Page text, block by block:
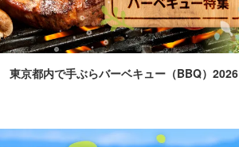
東京都内で手ぶらバーベキュー（BBQ）2026